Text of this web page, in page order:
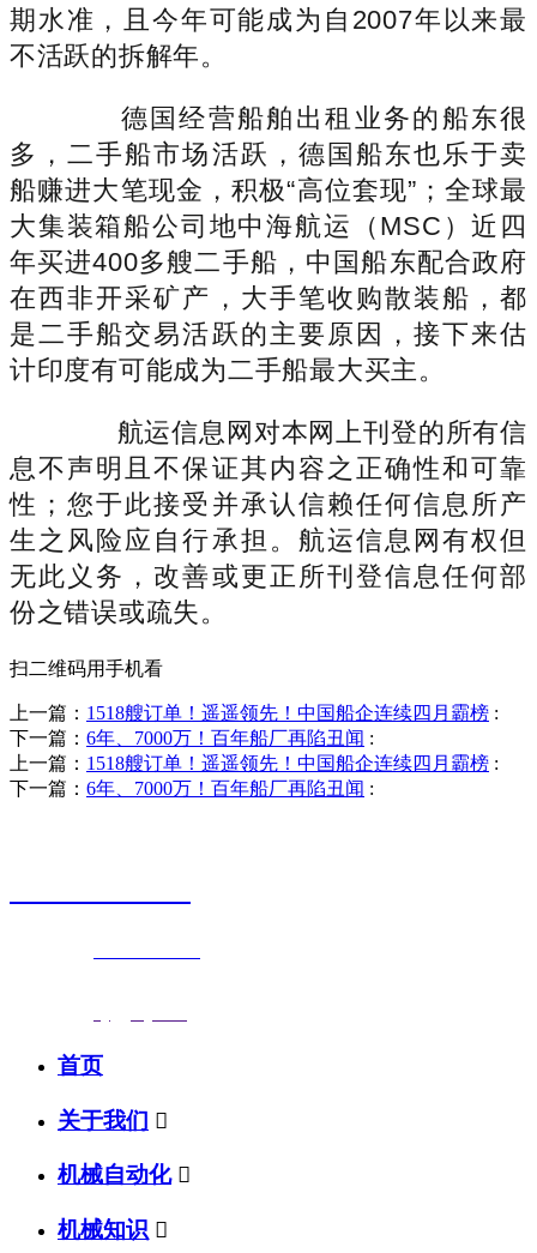
期水准，且今年可能成为自2007年以来最
不活跃的拆解年。
德国经营船舶出租业务的船东很
多，二手船市场活跃，德国船东也乐于卖
船赚进大笔现金，积极“高位套现”；全球最
大集装箱船公司地中海航运（MSC）近四
年买进400多艘二手船，中国船东配合政府
在西非开采矿产，大手笔收购散装船，都
是二手船交易活跃的主要原因，接下来估
计印度有可能成为二手船最大买主。
航运信息网对本网上刊登的所有信
息不声明且不保证其内容之正确性和可靠
性；您于此接受并承认信赖任何信息所产
生之风险应自行承担。航运信息网有权但
无此义务，改善或更正所刊登信息任何部
份之错误或疏失。
扫二维码用手机看
上一篇： 1518艘订单！遥遥领先！中国船企连续四月霸榜 :
下一篇： 6年、7000万！百年船厂再陷丑闻 :
上一篇： 1518艘订单！遥遥领先！中国船企连续四月霸榜 :
下一篇： 6年、7000万！百年船厂再陷丑闻 :
首页
关于我们 
机械自动化 
机械知识 